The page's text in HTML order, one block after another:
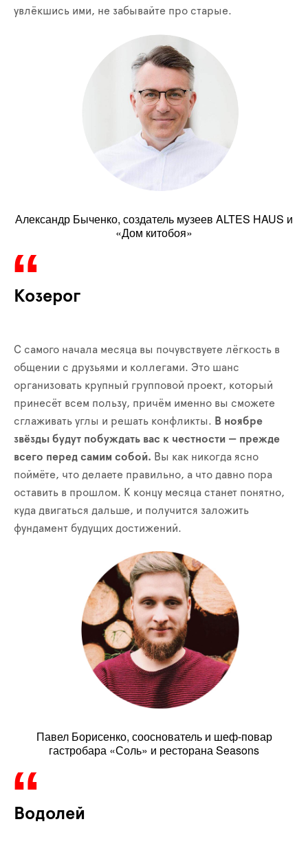
увлёкшись ими, не забывайте про старые.
Александр Быченко, создатель музеев ALTES HAUS и
«Дом китобоя»
Козерог
С самого начала месяца вы почувствуете лёгкость в
общении с друзьями и коллегами. Это шанс
организовать крупный групповой проект, который
принесёт всем пользу, причём именно вы сможете
сглаживать углы и решать конфликты. В ноябре
звёзды будут побуждать вас к честности — прежде
всего перед самим собой. Вы как никогда ясно
поймёте, что делаете правильно, а что давно пора
оставить в прошлом. К концу месяца станет понятно,
куда двигаться дальше, и получится заложить
фундамент будущих достижений.
Павел Борисенко, сооснователь и шеф-повар
гастробара «Соль» и ресторана Seasons
Водолей